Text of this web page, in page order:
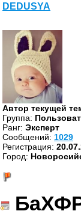
DEDUSYA
Автор текущей
Группа:
Ранг: Эксперт
Cообщений: 1029
Регистрация:
Город: